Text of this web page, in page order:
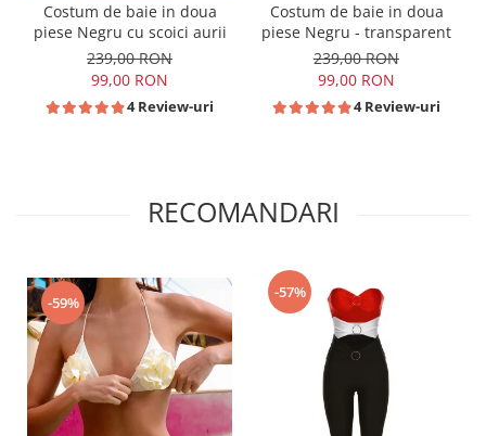
Costum de baie in doua
piese Negru cu scoici aurii
239,00 RON
99,00 RON
4 Review-uri
Costum de baie in doua
piese Negru - transparent
239,00 RON
99,00 RON
4 Review-uri
RECOMANDARI
-59%
-57%